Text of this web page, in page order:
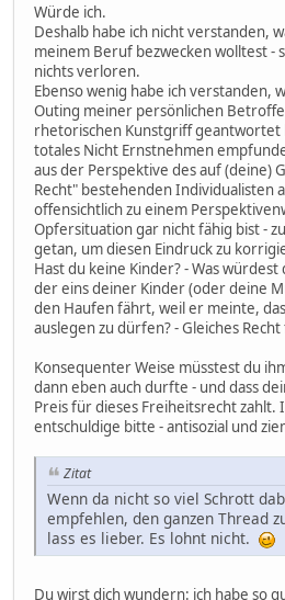
Würde ich.
Deshalb habe ich nicht verstanden,
meinem Beruf bezwecken wolltest -
nichts verloren.
Ebenso wenig habe ich verstanden,
Outing meiner persönlichen
rhetorischen Kunstgriff geantwortet
totales Nicht Ernstnehmen
aus der Perspektive des auf (deine)
Recht" bestehenden Individualisten
offensichtlich zu einem
Opfersituation gar nicht fähig bist -
getan, um diesen Eindruck zu
Hast du keine Kinder? - Was würdest
der eins deiner Kinder (oder deine
den Haufen fährt, weil er meinte,
auslegen zu dürfen? - Gleiches
Konsequenter Weise müsstest du
dann eben auch durfte - und dass
Preis für dieses Freiheitsrecht zahlt.
entschuldige bitte - antisozial und
Zitat
Wenn da nicht so viel Schrott
empfehlen, den ganzen Thread
lass es lieber. Es lohnt nicht.
Du wirst dich wundern: ich habe so